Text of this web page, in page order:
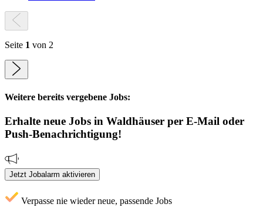
Seite 1 von 2
Weitere bereits vergebene Jobs:
Erhalte neue Jobs in Waldhäuser per E-Mail oder
Push-Benachrichtigung!
Jetzt Jobalarm aktivieren
Verpasse nie wieder neue, passende Jobs